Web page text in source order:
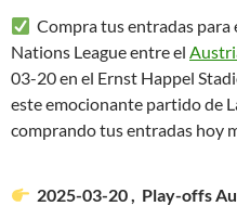
Compra tus entradas
Nations League entre el
03-20 en el Ernst Happel
este emocionante partido de
comprando tus entradas hoy
2025-03-20 , Play-offs